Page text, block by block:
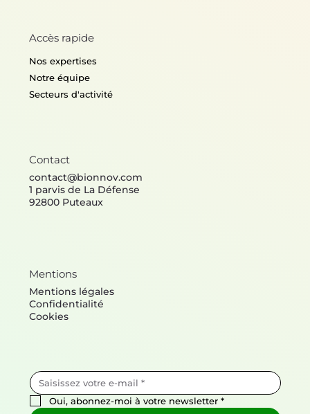
Oui, abonnez-moi à votre newsletter *
Accès rapide
Nos expertises
Notre équipe
Secteurs d'activité
Contact
contact@bionnov.com
1 parvis de La Défense
92800 Puteaux
Mentions
Mentions légales
Confidentialité
Cookies